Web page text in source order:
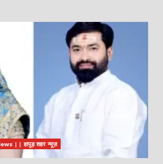
|| हापुड़ शहर न्यूज़